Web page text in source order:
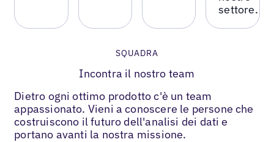
settore.
SQUADRA
Incontra il nostro team
Dietro ogni ottimo prodotto c'è un team
appassionato. Vieni a conoscere le persone che
costruiscono il futuro dell'analisi dei dati e
portano avanti la nostra missione.